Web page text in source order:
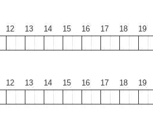
12 13 14 15 16 17 18 19
12 13 14 15 16 17 18 19